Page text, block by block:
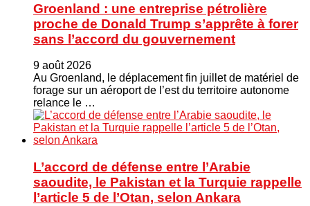
Groenland : une entreprise pétrolière
proche de Donald Trump s’apprête à forer
sans l’accord du gouvernement
9 août 2026
Au Groenland, le déplacement fin juillet de matériel de
forage sur un aéroport de l’est du territoire autonome
relance le …
L’accord de défense entre l’Arabie
saoudite, le Pakistan et la Turquie rappelle
l’article 5 de l’Otan, selon Ankara